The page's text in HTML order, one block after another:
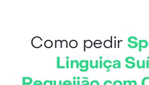
Como pedir
Linguiça